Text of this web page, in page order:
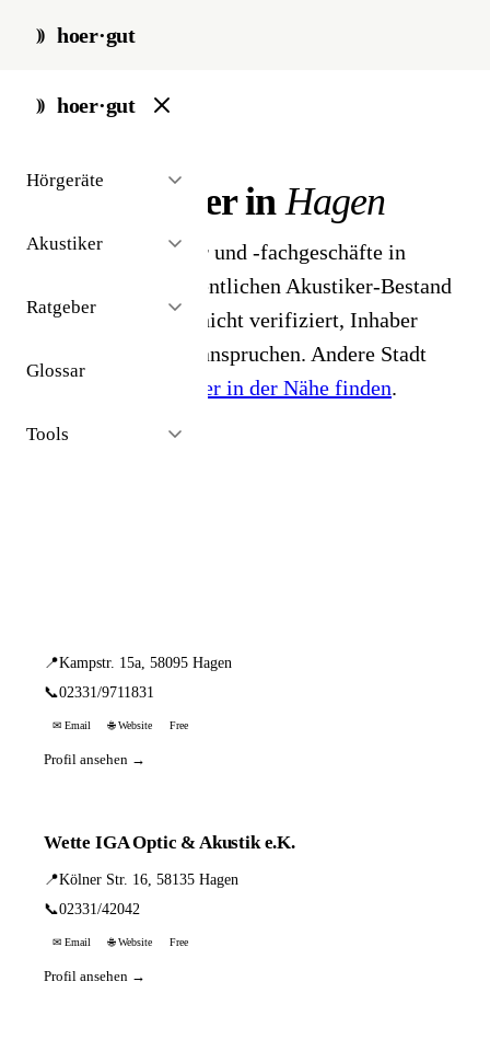
hoer·gut
hoer·gut
Hörgeräte
Akustiker
Ratgeber
Glossar
Tools
start / akustiker / hagen
Hörakustiker inHagen
2 Hörgeräteakustiker und -fachgeschäfte in
Hagen. Aus dem öffentlichen Akustiker-Bestand
2026 - Profile noch nicht verifiziert, Inhaber
können ihr Profil beanspruchen. Andere Stadt
Hörakustiker in der Nähe finden.
📍Kampstr. 15a, 58095 Hagen
📞02331/9711831
✉ Email 🌐 Website Free
Profil ansehen →
Wette IGA Optic & Akustik e.K.
📍Kölner Str. 16, 58135 Hagen
📞02331/42042
✉ Email 🌐 Website Free
Profil ansehen →